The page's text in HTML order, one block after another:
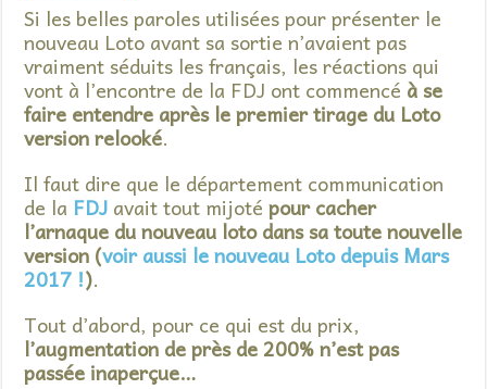
Si les belles paroles utilisées pour présenter le
nouveau Loto avant sa sortie n’avaient pas
vraiment séduits les français, les réactions qui
vont à l’encontre de la FDJ ont commencé à se
faire entendre après le premier tirage du Loto
version relooké.
Il faut dire que le département communication
de la FDJ avait tout mijotépour cacher
l’arnaque du nouveau loto dans sa toute nouvelle
version (voir aussi le nouveau Loto depuis Mars
2017 !).
Tout d’abord, pour ce qui est du prix,
l’augmentation de près de 200% n’est pas
passée inaperçue…